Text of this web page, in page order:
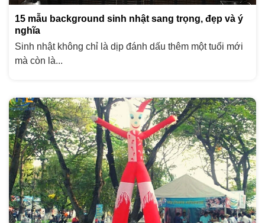
15 mẫu background sinh nhật sang trọng, đẹp và ý
nghĩa
Sinh nhật không chỉ là dịp đánh dấu thêm một tuổi mới
mà còn là...